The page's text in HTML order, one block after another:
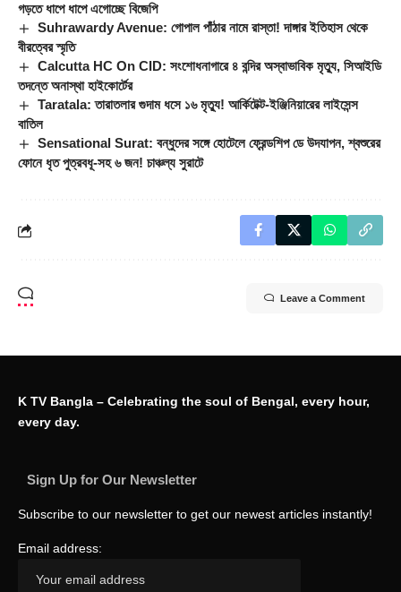
গড়তে ধাপে ধাপে এগোচ্ছে বিজেপি
Suhrawardy Avenue: গোপাল পাঁঠার নামে রাস্তা! দাঙ্গার ইতিহাস থেকে
বীরত্বের স্মৃতি
Calcutta HC On CID: সংশোধনাগারে ৪ বন্দির অস্বাভাবিক মৃত্যু, সিআইডি
তদন্তে অনাস্থা হাইকোর্টের
Taratala: তারাতলার গুদাম ধসে ১৬ মৃত্যু! আর্কিটেক্ট-ইঞ্জিনিয়ারের লাইসেন্স
বাতিল
Sensational Surat: বন্ধুদের সঙ্গে হোটেলে ফ্রেন্ডশিপ ডে উদযাপন, শ্বশুরের
ফোনে ধৃত পুত্রবধূ-সহ ৬ জন! চাঞ্চল্য সুরাটে
Leave a Comment
K TV Bangla – Celebrating the soul of Bengal, every hour,
every day.
Sign Up for Our Newsletter
Subscribe to our newsletter to get our newest articles instantly!
Email address: